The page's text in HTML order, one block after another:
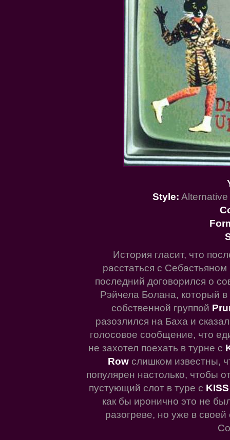
Style:
История гласит, что
расстаться с Себастьяном
последний договорился о
Рэйчела Болана, который
собственной группой
разозлился на Баха и
голосовое сообщение, что
не захотел поехать в турне с
Row слишком известны,
популярен настолько, чтобы
пустующий слот в туре с
как бы иронично это не
разогреве, но уже в